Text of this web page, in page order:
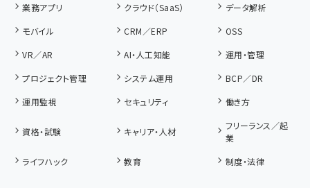
業務アプリ
クラウド（SaaS）
データ解析
モバイル
CRM／ERP
OSS
VR／AR
AI・人工知能
運用・管理
プロジェクト管理
システム運用
BCP／DR
運用監視
セキュリティ 働き方
資格・試験 キャリア・人材
フリーランス／起
業
ライフハック
教育 制度・法律